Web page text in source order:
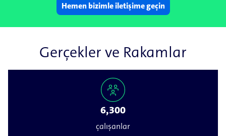
Hemen bizimle iletişime geçin
Gerçekler ve Rakamlar
6,300
çalışanlar